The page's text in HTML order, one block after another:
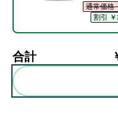
通常価格
割引
合計